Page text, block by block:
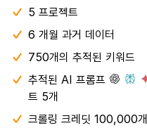
5 프로젝트
6 개월 과거 데이터
750개의 추적된 키워드
추적된 AI 프롬프
트 5개
크롤링 크레딧 100,000개